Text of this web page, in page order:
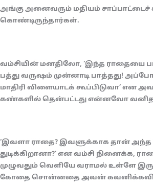
அங்கு அனைவரும் மதியம் சாப்பாட்டைச்
கொண்டிருந்தார்கள்.
வம்சியின் மனதிலோ, ‘இந்த ராதையை
பத்து வருஷம் முன்னாடி பாத்தது!
மாதிரி விளையாடக் கூப்பிடுவா’ என
கண்களில் தென்பட்டது என்னவோ
‘இவளா ராதை? இவளுக்காக தான் அந்த
துடிக்கிறானா?’ என வம்சி நினைக்க,
முழுவதும் வெளியே வராமல் உள்ளே
கோதை சொன்னதை அவன்